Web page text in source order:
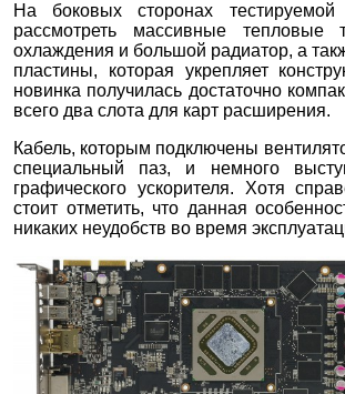
На боковых сторонах
рассмотреть массивные тепловые
охлаждения и большой радиатор, а
пластины, которая укрепляет
новинка получилась достаточно
всего два слота для карт расширения.
Кабель, которым подключены
специальный паз, и немного
графического ускорителя. Хотя
стоит отметить, что данная
никаких неудобств во время